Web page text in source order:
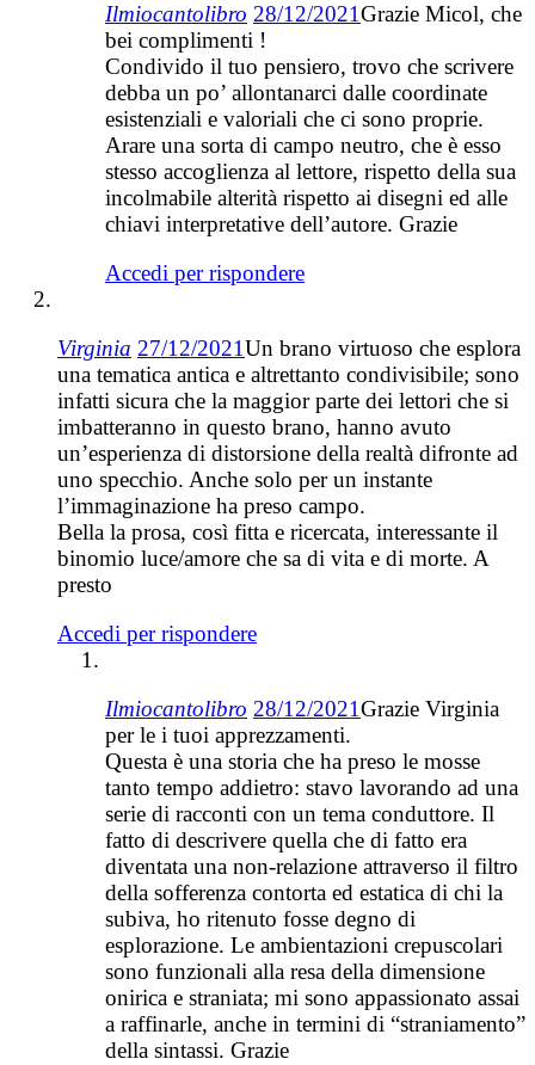
Ilmiocantolibro 28/12/2021Grazie Micol, che
bei complimenti !
Condivido il tuo pensiero, trovo che scrivere
debba un po’ allontanarci dalle coordinate
esistenziali e valoriali che ci sono proprie.
Arare una sorta di campo neutro, che è esso
stesso accoglienza al lettore, rispetto della sua
incolmabile alterità rispetto ai disegni ed alle
chiavi interpretative dell’autore. Grazie
Accedi per rispondere
Virginia 27/12/2021Un brano virtuoso che esplora
una tematica antica e altrettanto condivisibile; sono
infatti sicura che la maggior parte dei lettori che si
imbatteranno in questo brano, hanno avuto
un’esperienza di distorsione della realtà difronte ad
uno specchio. Anche solo per un instante
l’immaginazione ha preso campo.
Bella la prosa, così fitta e ricercata, interessante il
binomio luce/amore che sa di vita e di morte. A
presto
Accedi per rispondere
Ilmiocantolibro 28/12/2021Grazie Virginia
per le i tuoi apprezzamenti.
Questa è una storia che ha preso le mosse
tanto tempo addietro: stavo lavorando ad una
serie di racconti con un tema conduttore. Il
fatto di descrivere quella che di fatto era
diventata una non-relazione attraverso il filtro
della sofferenza contorta ed estatica di chi la
subiva, ho ritenuto fosse degno di
esplorazione. Le ambientazioni crepuscolari
sono funzionali alla resa della dimensione
onirica e straniata; mi sono appassionato assai
a raffinarle, anche in termini di “straniamento”
della sintassi. Grazie